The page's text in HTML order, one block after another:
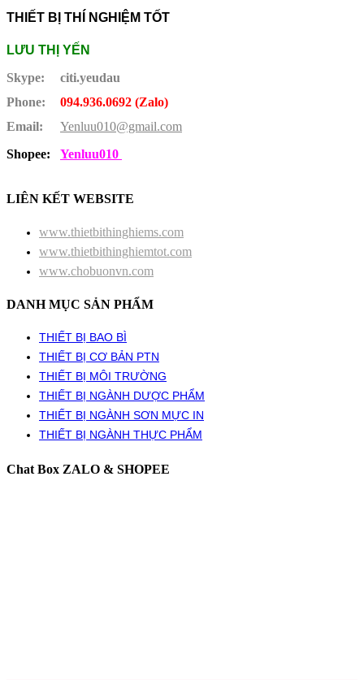
THIẾT BỊ THÍ NGHIỆM TỐT
LƯU THỊ YẾN
Skype:
citi.yeudau
Phone:
094.936.0692 (Zalo)
Email:
Yenluu010@gmail.com
Shopee:
Yenluu010
LIÊN KẾT WEBSITE
www.thietbithinghiems.com
www.thietbithinghiemtot.com
www.chobuonvn.com
DANH MỤC SẢN PHẨM
THIẾT BỊ BAO BÌ
THIẾT BỊ CƠ BẢN PTN
THIẾT BỊ MÔI TRƯỜNG
THIẾT BỊ NGÀNH DƯỢC PHẨM
THIẾT BỊ NGÀNH SƠN MỰC IN
THIẾT BỊ NGÀNH THỰC PHẨM
Chat Box ZALO & SHOPEE